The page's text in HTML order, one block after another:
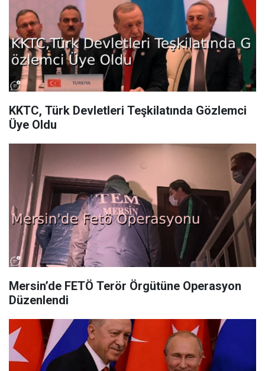
KKTC, Türk Devletleri Teşkilatında Gözlemci
Üye Oldu
Mersin’de FETÖ Terör Örgütüne Operasyon
Düzenlendi